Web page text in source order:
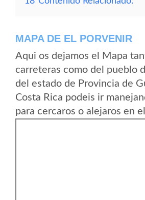
MAPA DE EL PORVENIR
Aqui os dejamos el Mapa
carreteras como del pueblo
del estado de Provincia de
Costa Rica podeis ir
para cercaros o alejaros en